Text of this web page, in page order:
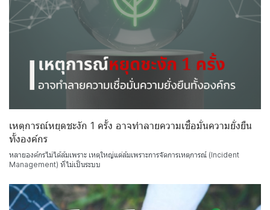
เหตุการณ์หยุดชะงัก 1 ครั้ง อาจทำลายความเชื่อมั่นความยั่งยืน
ทั้งองค์กร
หลายองค์กรไม่ได้ล้มเพราะ เหตุใหญ่แต่ล้มเพราะการจัดการเหตุการณ์ (Incident
Management) ที่ไม่เป็นระบบ